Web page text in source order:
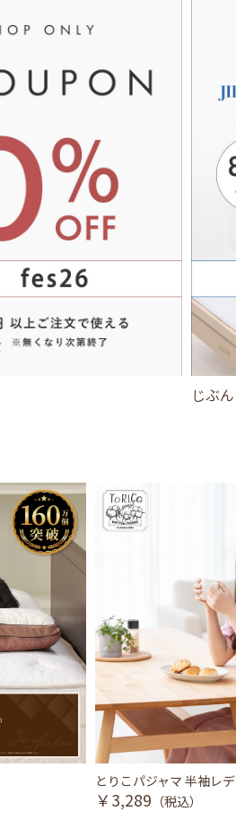
じぶ
とりこパジャマ 半袖レ
￥3,289 （税込）